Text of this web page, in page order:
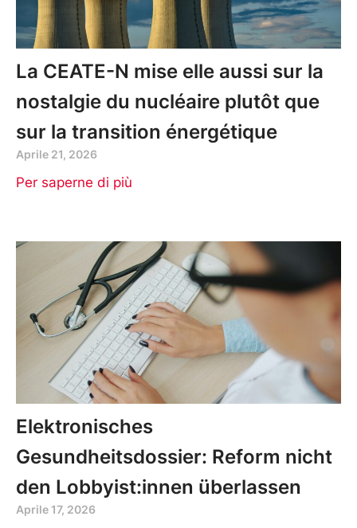
La CEATE-N mise elle aussi sur la
nostalgie du nucléaire plutôt que
sur la transition énergétique
Aprile 21, 2026
Per saperne di più
Elektronisches
Gesundheitsdossier: Reform nicht
den Lobbyist:innen überlassen
Aprile 17, 2026